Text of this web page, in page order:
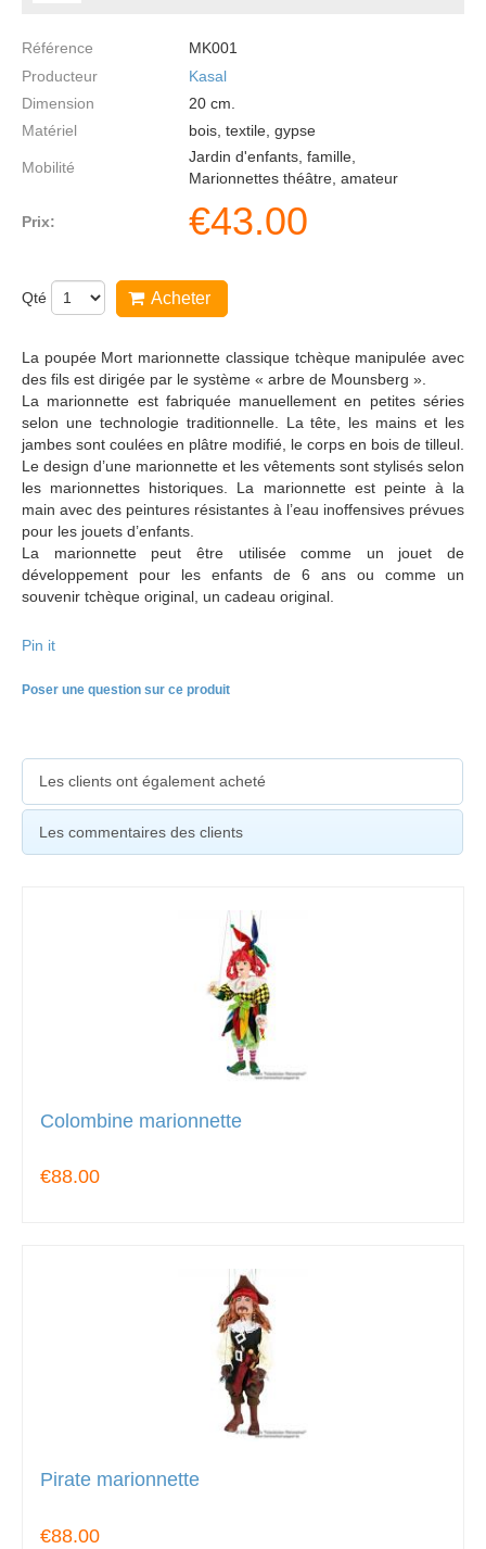
Référence
MK001
Producteur
Kasal
Dimension
20 cm.
Matériel
bois, textile, gypse
Mobilité
Jardin d'enfants, famille,
Marionnettes théâtre, amateur
Prix: €43.00
Qté Acheter
La poupée Mort marionnette classique tchèque manipulée avec
des fils est dirigée par le système « arbre de Mounsberg ».
La marionnette est fabriquée manuellement en petites séries
selon une technologie traditionnelle. La tête, les mains et les
jambes sont coulées en plâtre modifié, le corps en bois de tilleul.
Le design d’une marionnette et les vêtements sont stylisés selon
les marionnettes historiques. La marionnette est peinte à la
main avec des peintures résistantes à l’eau inoffensives prévues
pour les jouets d’enfants.
La marionnette peut être utilisée comme un jouet de
développement pour les enfants de 6 ans ou comme un
souvenir tchèque original, un cadeau original.
Pin it
Poser une question sur ce produit
Les clients ont également acheté
Les commentaires des clients
Colombine marionnette
€88.00
Pirate marionnette
€88.00